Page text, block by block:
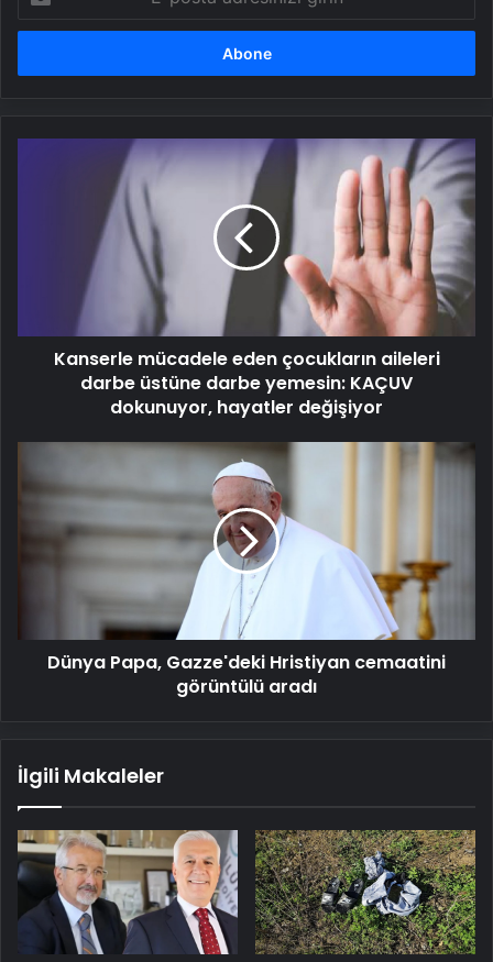
posta
adresinizi
yemesin:
KAÇUV
dokunuyor,
Kanserle mücadele eden çocukların aileleri
darbe üstüne darbe yemesin: KAÇUV
dokunuyor, hayatler değişiyor
Gazze'deki
Hristiyan
cemaatini
görüntülü
Dünya Papa, Gazze'deki Hristiyan cemaatini
görüntülü aradı
İlgili Makaleler